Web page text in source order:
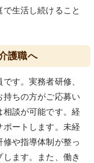
生活し続けること
護職へ
す。実務者研修、
持ちの方がご応募い
談が可能です。経
ートします。未経
や指導体制が整っ
ます。また、働き